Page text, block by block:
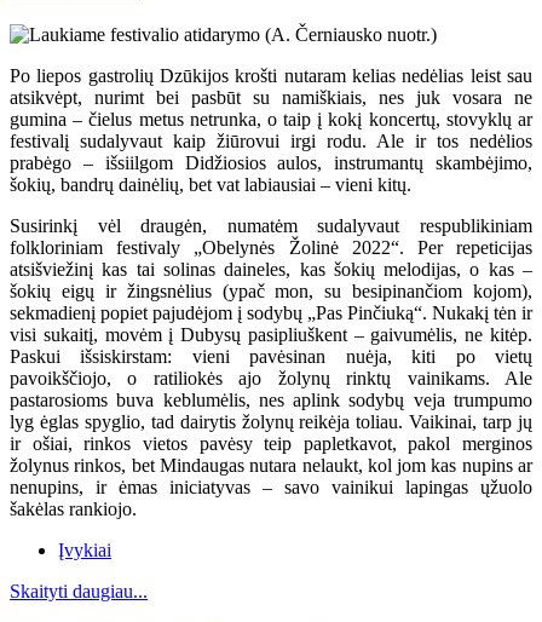
Po liepos gastrolių Dzūkijos krošti nutaram kelias nedėlias leist sau
atsikvėpt, nurimt bei pasbūt su namiškiais, nes juk vosara ne
gumina – čielus metus netrunka, o taip į kokį koncertų, stovyklų ar
festivalį sudalyvaut kaip žiūrovui irgi rodu. Ale ir tos nedėlios
prabėgo – išsiilgom Didžiosios aulos, instrumantų skambėjimo,
šokių, bandrų dainėlių, bet vat labiausiai – vieni kitų.
Susirinkį vėl draugėn, numatėm sudalyvaut respublikiniam
folkloriniam festivaly „Obelynės Žolinė 2022“. Per repeticijas
atsišviežinį kas tai solinas daineles, kas šokių melodijas, o kas –
šokių eigų ir žingsnėlius (ypač mon, su besipinančiom kojom),
sekmadienį popiet pajudėjom į sodybų „Pas Pinčiuką“. Nukakį tėn ir
visi sukaitį, movėm į Dubysų pasipliuškent – gaivumėlis, ne kitėp.
Paskui išsiskirstam: vieni pavėsinan nuėja, kiti po vietų
pavoikščiojo, o ratiliokės ajo žolynų rinktų vainikams. Ale
pastarosioms buva keblumėlis, nes aplink sodybų veja trumpumo
lyg ėglas spyglio, tad dairytis žolynų reikėja toliau. Vaikinai, tarp jų
ir ošiai, rinkos vietos pavėsy teip papletkavot, pakol merginos
žolynus rinkos, bet Mindaugas nutara nelaukt, kol jom kas nupins ar
nenupins, ir ėmas iniciatyvas – savo vainikui lapingas ųžuolo
šakėlas rankiojo.
Įvykiai
Skaityti daugiau...